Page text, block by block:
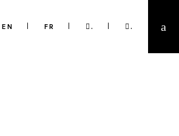
EN FR . .